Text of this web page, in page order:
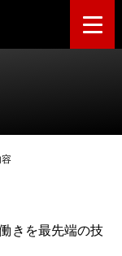
きを最先端の技